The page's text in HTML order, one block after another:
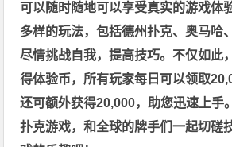
可以随时随地可以享受真实的游戏体
多样的玩法，包括德州扑克、奥马哈
尽情挑战自我，提高技巧。不仅如此，
得体验币，所有玩家每日可以领取
还可额外获得20,000，助您迅速上手
扑克游戏，和全球的牌手们一起切磋